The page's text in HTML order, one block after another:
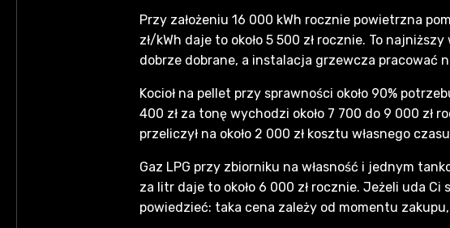
Przy założeniu 16 000 kWh rocznie powietrzna
zł/kWh daje to około 5 500 zł rocznie. To
dobrze dobrane, a instalacja grzewcza pracować
Kocioł na pellet przy sprawności około 90%
400 zł za tonę wychodzi około 7 700 do 9 000 zł
przeliczył na około 2 000 zł kosztu własnego
Gaz LPG przy zbiorniku na własność i jednym
za litr daje to około 6 000 zł rocznie. Jeżeli uda
powiedzieć: taka cena zależy od momentu